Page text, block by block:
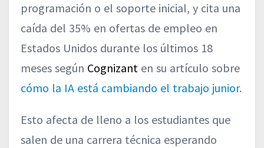
programación o el soporte inicial, y cita una
caída del 35% en ofertas de empleo en
Estados Unidos durante los últimos 18
meses según Cognizant en su artículo sobre
cómo la IA está cambiando el trabajo junior.
Esto afecta de lleno a los estudiantes que
salen de una carrera técnica esperando